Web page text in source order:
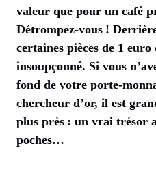
valeur que pour un café
Détrompez-vous !
certaines pièces de 1
insoupçonné. Si vous
fond de votre porte-
chercheur d’or, il est
plus près : un vrai trésor
poches…